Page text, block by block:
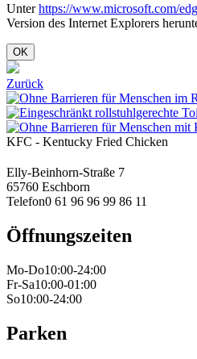
Unterhttps://www.microsoft.com/
Version des Internet Explorers
OK
Zurück
KFC - Kentucky Fried Chicken
Elly-Beinhorn-Straße 7
65760 Eschborn
Telefon0 61 96 96 99 86 11
Öffnungszeiten
Mo-Do10:00-24:00
Fr-Sa10:00-01:00
So10:00-24:00
Parken